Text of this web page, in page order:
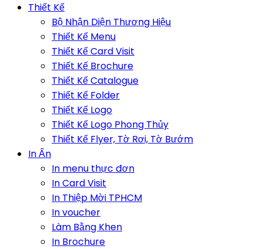
Thiết Kế
Bộ Nhận Diện Thương Hiệu
Thiết Kế Menu
Thiết Kế Card Visit
Thiết Kế Brochure
Thiết Kế Catalogue
Thiết Kế Folder
Thiết Kế Logo
Thiết Kế Logo Phong Thủy
Thiết Kế Flyer, Tờ Rơi, Tờ Bướm
In Ấn
In menu thực đơn
In Card Visit
In Thiệp Mời TPHCM
In voucher
Làm Bằng Khen
In Brochure